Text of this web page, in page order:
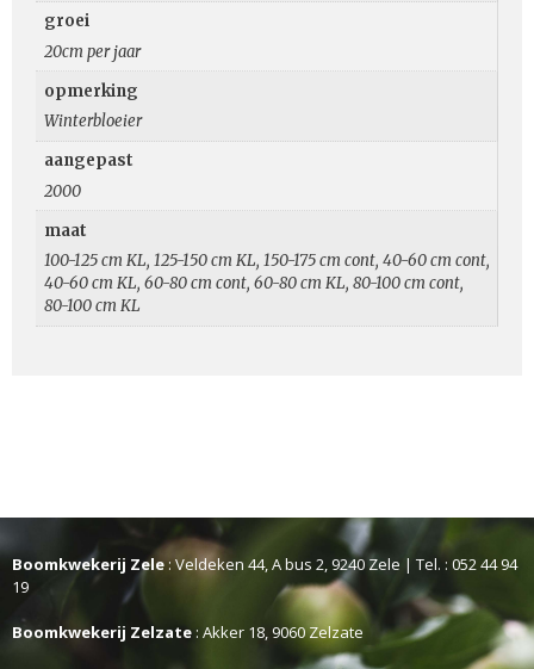
groei
20cm per jaar
opmerking
Winterbloeier
aangepast
2000
maat
100-125 cm KL, 125-150 cm KL, 150-175 cm cont, 40-60 cm cont,
40-60 cm KL, 60-80 cm cont, 60-80 cm KL, 80-100 cm cont,
80-100 cm KL
Boomkwekerij Zele: Veldeken 44, A bus 2, 9240 Zele | Tel. : 052 44 94
19
Boomkwekerij Zelzate : Akker 18, 9060 Zelzate